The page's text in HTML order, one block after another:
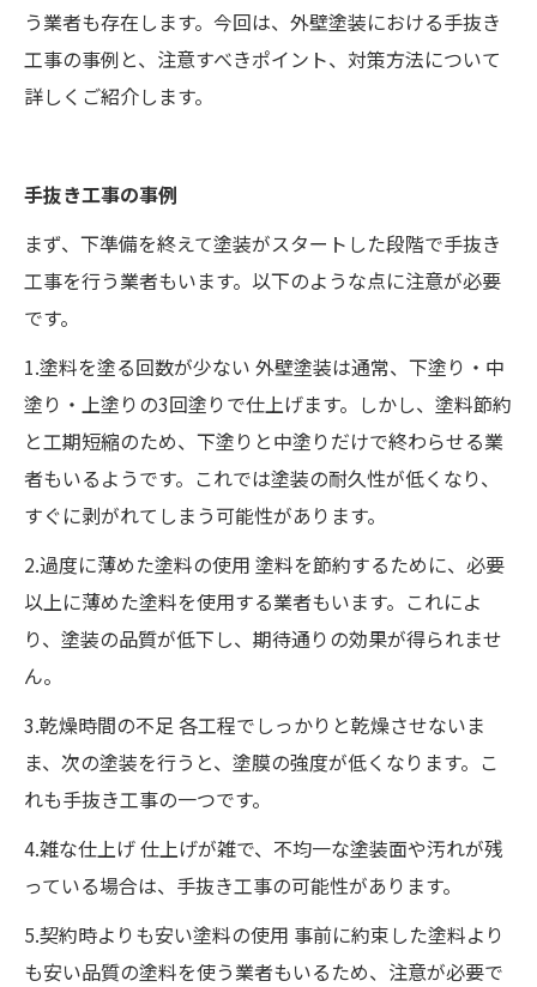
う業者も存在します。今回は、外壁塗装における手抜き
工事の事例と、注意すべきポイント、対策方法について
詳しくご紹介します。
手抜き工事の事例
まず、下準備を終えて塗装がスタートした段階で手抜き
工事を行う業者もいます。以下のような点に注意が必要
です。
1.塗料を塗る回数が少ない 外壁塗装は通常、下塗り・中
塗り・上塗りの3回塗りで仕上げます。しかし、塗料節約
と工期短縮のため、下塗りと中塗りだけで終わらせる業
者もいるようです。これでは塗装の耐久性が低くなり、
すぐに剥がれてしまう可能性があります。
2.過度に薄めた塗料の使用 塗料を節約するために、必要
以上に薄めた塗料を使用する業者もいます。これによ
り、塗装の品質が低下し、期待通りの効果が得られませ
ん。
3.乾燥時間の不足 各工程でしっかりと乾燥させないま
ま、次の塗装を行うと、塗膜の強度が低くなります。こ
れも手抜き工事の一つです。
4.雑な仕上げ 仕上げが雑で、不均一な塗装面や汚れが残
っている場合は、手抜き工事の可能性があります。
5.契約時よりも安い塗料の使用 事前に約束した塗料より
も安い品質の塗料を使う業者もいるため、注意が必要で